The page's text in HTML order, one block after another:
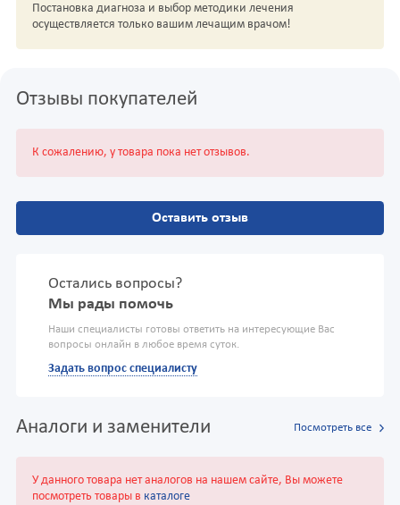
Постановка диагноза и выбор методики лечения
осуществляется только вашим лечащим врачом!
Отзывы покупателей
К сожалению, у товара пока нет отзывов.
Оставить отзыв
Остались вопросы?
Мы рады помочь
Наши специалисты готовы ответить на интересующие Вас
вопросы онлайн в любое время суток.
Задать вопрос специалисту
Аналоги и заменители Посмотреть все
У данного товара нет аналогов на нашем сайте, Вы можете
посмотреть товары в каталоге